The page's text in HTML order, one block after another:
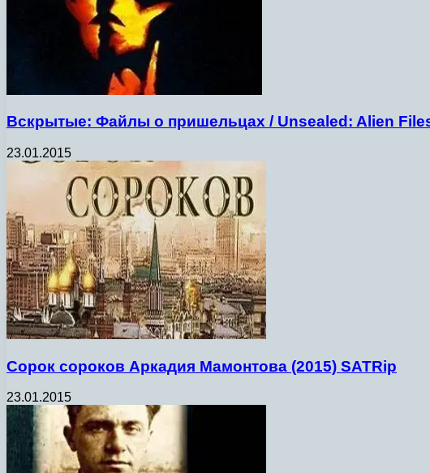
Вскрытые: Файлы о пришельцах / Unsealed: Alien
23.01.2015
Сорок сороков Аркадия Мамонтова (2015) SATRip
23.01.2015